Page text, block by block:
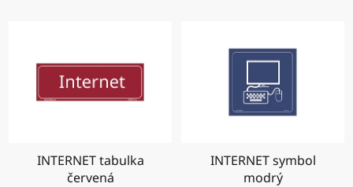
INTERNET tabulka
červená
INTERNET symbol
modrý